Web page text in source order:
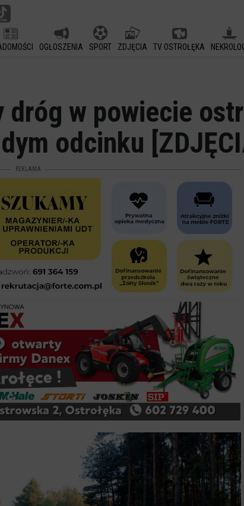
OGŁOSZENIA SPORT ZDJĘCIA TV OSTROŁĘKA
dróg w powiecie
odcinku
REKLAMA